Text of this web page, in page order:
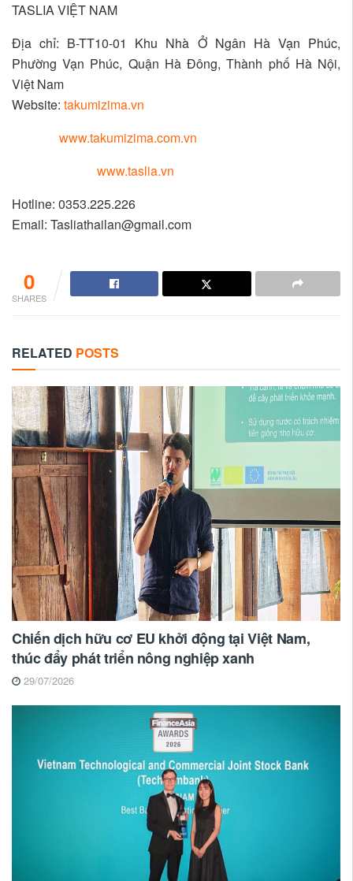
TASLIA VIỆT NAM
Địa chỉ: B-TT10-01 Khu Nhà Ở Ngân Hà Vạn Phúc,
Phường Vạn Phúc, Quận Hà Đông, Thành phố Hà Nội,
Việt Nam
Website: takumizima.vn
www.takumizima.com.vn
www.taslia.vn
Hotline: 0353.225.226
Email: Tasliathailan@gmail.com
0
SHARES
RELATED POSTS
Chiến dịch hữu cơ EU khởi động tại Việt Nam,
thúc đẩy phát triển nông nghiệp xanh
29/07/2026